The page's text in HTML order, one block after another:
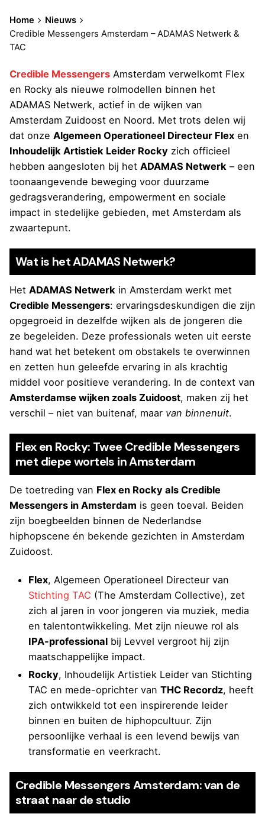
Home
Nieuws
Credible Messengers Amsterdam – ADAMAS Netwerk &
TAC
Credible Messengers Amsterdam verwelkomt Flex
en Rocky als nieuwe rolmodellen binnen het
ADAMAS Netwerk, actief in de wijken van
Amsterdam Zuidoost en Noord. Met trots delen wij
dat onze Algemeen Operationeel Directeur Flex en
Inhoudelijk Artistiek Leider Rocky zich officieel
hebben aangesloten bij het ADAMAS Netwerk – een
toonaangevende beweging voor duurzame
gedragsverandering, empowerment en sociale
impact in stedelijke gebieden, met Amsterdam als
zwaartepunt.
Wat is het ADAMAS Netwerk?
Het ADAMAS Netwerk in Amsterdam werkt met
Credible Messengers: ervaringsdeskundigen die zijn
opgegroeid in dezelfde wijken als de jongeren die
ze begeleiden. Deze professionals weten uit eerste
hand wat het betekent om obstakels te overwinnen
en zetten hun geleefde ervaring in als krachtig
middel voor positieve verandering. In de context van
Amsterdamse wijken zoals Zuidoost, maken zij het
verschil – niet van buitenaf, maar van binnenuit.
Flex en Rocky: Twee Credible Messengers
met diepe wortels in Amsterdam
De toetreding van Flex en Rocky als Credible
Messengers in Amsterdam is geen toeval. Beiden
zijn boegbeelden binnen de Nederlandse
hiphopscene én bekende gezichten in Amsterdam
Zuidoost.
Flex, Algemeen Operationeel Directeur van
Stichting TAC (The Amsterdam Collective), zet
zich al jaren in voor jongeren via muziek, media
en talentontwikkeling. Met zijn nieuwe rol als
IPA-professional bij Levvel vergroot hij zijn
maatschappelijke impact.
Rocky, Inhoudelijk Artistiek Leider van Stichting
TAC en mede-oprichter van THC Recordz, heeft
zich ontwikkeld tot een inspirerende leider
binnen en buiten de hiphopcultuur. Zijn
persoonlijke verhaal is een levend bewijs van
transformatie en veerkracht.
Credible Messengers Amsterdam: van de
straat naar de studio